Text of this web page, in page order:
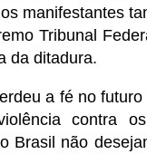
manifestantes
Tribunal
da ditadura.
a fé no
contra
Brasil não